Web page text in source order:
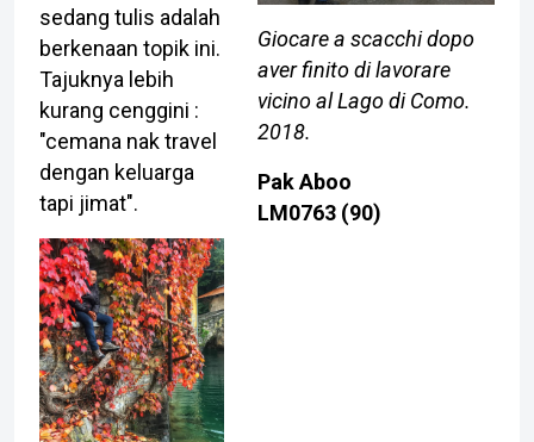
sedang tulis adalah
berkenaan topik ini.
Tajuknya lebih
kurang cenggini :
"cemana nak travel
dengan keluarga
tapi jimat".
Giocare a scacchi dopo
aver finito di lavorare
vicino al Lago di Como.
2018.
Pak Aboo
LM0763 (90)